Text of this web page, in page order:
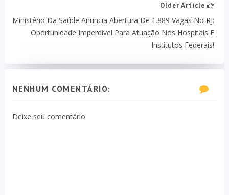
Older Article
Ministério Da Saúde Anuncia Abertura De 1.889 Vagas No RJ:
Oportunidade Imperdível Para Atuação Nos Hospitais E
Institutos Federais!
NENHUM COMENTÁRIO:
Deixe seu comentário